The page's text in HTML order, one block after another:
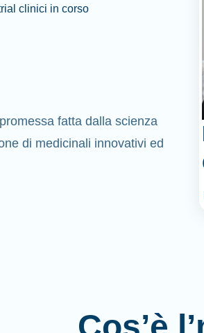
clinici in corso
fatta dalla scienza
di medicinali innovativi ed